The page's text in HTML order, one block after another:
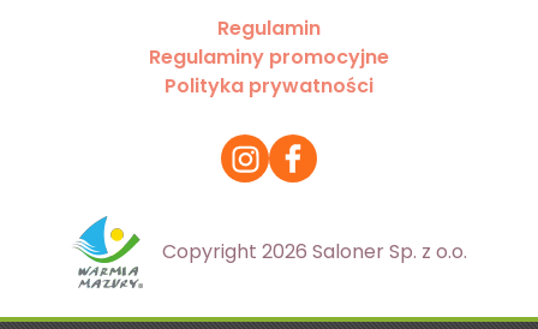
Regulamin
Regulaminy promocyjne
Polityka prywatności
Copyright 2026 Saloner Sp. z o.o.